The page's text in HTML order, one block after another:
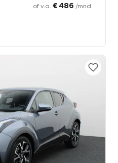
of v.a. € 486 /mnd